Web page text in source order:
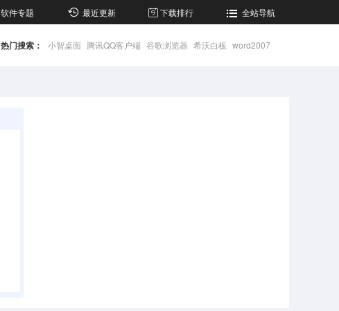
软件专题 最近更新 下载排行 全站导航
热门搜索： 小智桌面 腾讯QQ客户端 谷歌浏览器 希沃白板 word2007